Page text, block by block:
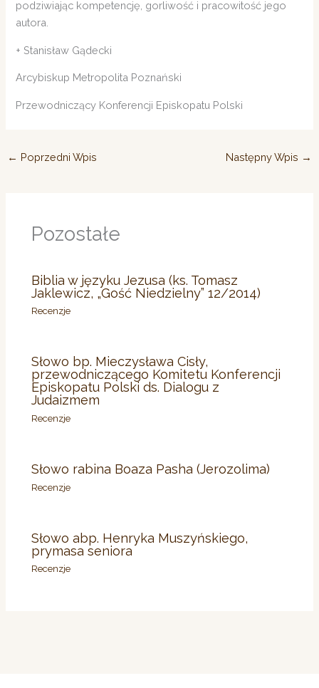
podziwiając kompetencję, gorliwość i pracowitość jego
autora.
+ Stanisław Gądecki
Arcybiskup Metropolita Poznański
Przewodniczący Konferencji Episkopatu Polski
← Poprzedni Wpis Następny Wpis →
Pozostałe
Biblia w języku Jezusa (ks. Tomasz
Jaklewicz, „Gość Niedzielny” 12/2014)
Recenzje
Słowo bp. Mieczysława Cisły,
przewodniczącego Komitetu Konferencji
Episkopatu Polski ds. Dialogu z
Judaizmem
Recenzje
Słowo rabina Boaza Pasha (Jerozolima)
Recenzje
Słowo abp. Henryka Muszyńskiego,
prymasa seniora
Recenzje